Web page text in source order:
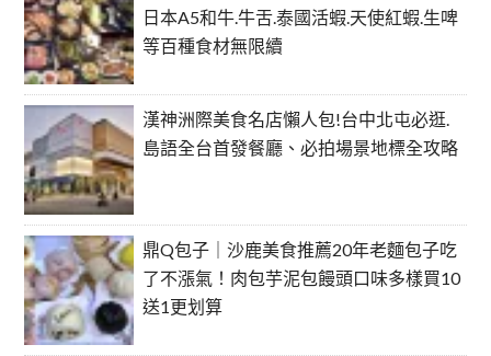
日本A5和牛.牛舌.泰國活蝦.天使紅蝦.生啤
等百種食材無限續
漢神洲際美食名店懶人包!台中北屯必逛.
島語全台首發餐廳、必拍場景地標全攻略
鼎Q包子｜沙鹿美食推薦20年老麵包子吃
了不漲氣！肉包芋泥包饅頭口味多樣買10
送1更划算